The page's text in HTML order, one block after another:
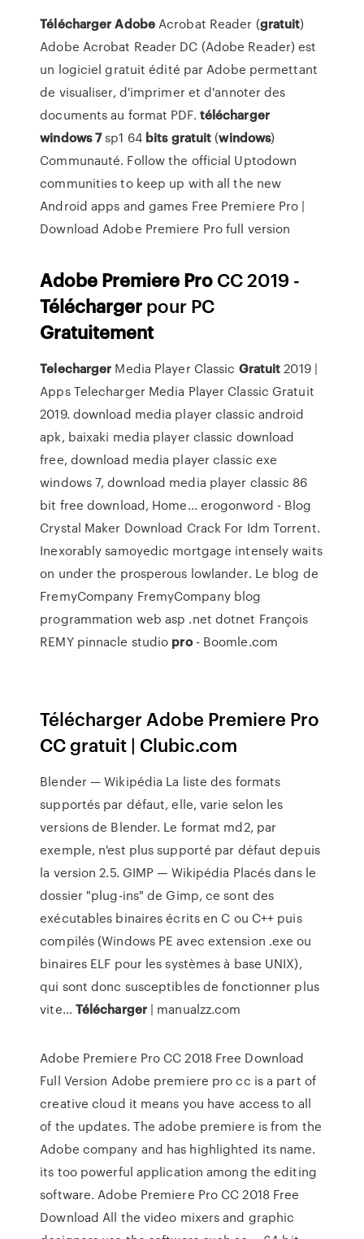
Télécharger AdobeAcrobat Reader (gratuit)
Adobe Acrobat Reader DC (Adobe Reader) est
un logiciel gratuit édité par Adobe permettant
de visualiser, d'imprimer et d'annoter des
documents au format PDF. télécharger
windows7sp1 64 bits gratuit (windows)
Communauté. Follow the official Uptodown
communities to keep up with all the new
Android apps and games Free Premiere Pro |
Download Adobe Premiere Pro full version
Adobe Premiere Pro CC 2019 -
Télécharger pour PC
Gratuitement
Telecharger Media Player Classic Gratuit2019 |
AppsTelecharger Media Player Classic Gratuit
2019. download media player classic android
apk, baixaki media player classic download
free, download media player classic exe
windows 7, download media player classic 86
bit free download, Home… erogonword - Blog
Crystal Maker Download Crack For Idm Torrent.
Inexorably samoyedic mortgage intensely waits
on under the prosperous lowlander. Le blog de
FremyCompany FremyCompany blog
programmation web asp .net dotnet François
REMY pinnacle studio pro- Boomle.com
Télécharger Adobe Premiere Pro
CC gratuit | Clubic.com
Blender — Wikipédia La liste des formats
supportés par défaut, elle, varie selon les
versions de Blender. Le format md2, par
exemple, n'est plus supporté par défaut depuis
la version 2.5. GIMP — Wikipédia Placés dans le
dossier "plug-ins" de Gimp, ce sont des
exécutables binaires écrits en C ou C++ puis
compilés (Windows PE avec extension .exe ou
binaires ELF pour les systèmes à base UNIX),
qui sont donc susceptibles de fonctionner plus
vite… Télécharger| manualzz.com
Adobe Premiere Pro CC 2018 Free Download
Full Version Adobe premiere pro cc is a part of
creative cloud it means you have access to all
of the updates. The adobe premiere is from the
Adobe company and has highlighted its name.
its too powerful application among the editing
software. Adobe Premiere Pro CC 2018 Free
Download All the video mixers and graphic